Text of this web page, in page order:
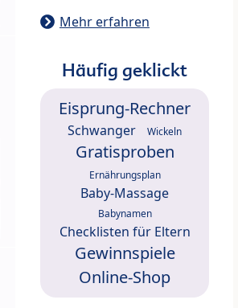
Mehr erfahren
Häufig geklickt
Eisprung-Rechner
Schwanger Wickeln
Gratisproben
Ernährungsplan
Baby-Massage
Babynamen
Checklisten für Eltern
Gewinnspiele
Online-Shop